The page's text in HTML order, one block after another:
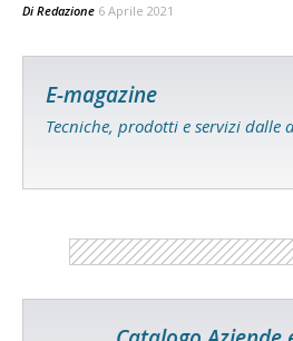
Di Redazione 6 Aprile 2021
E-magazine
Tecniche, prodotti e servizi dalle